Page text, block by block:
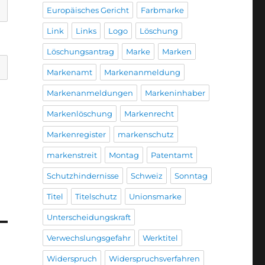
Europäisches Gericht Farbmarke
Link Links Logo Löschung
Löschungsantrag Marke Marken
Markenamt Markenanmeldung
Markenanmeldungen Markeninhaber
Markenlöschung Markenrecht
Markenregister markenschutz
markenstreit Montag Patentamt
Schutzhindernisse Schweiz Sonntag
Titel Titelschutz Unionsmarke
Unterscheidungskraft
Verwechslungsgefahr Werktitel
Widerspruch Widerspruchsverfahren